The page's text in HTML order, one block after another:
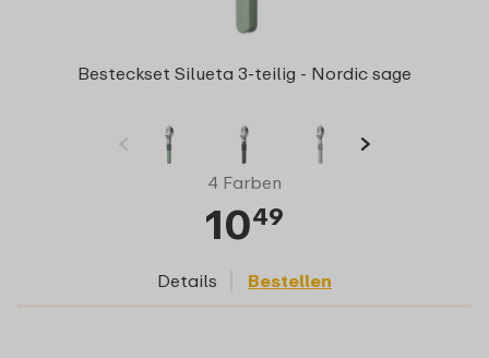
Besteckset Silueta 3-teilig - Nordic sage
4 Farben
1049
Details Bestellen